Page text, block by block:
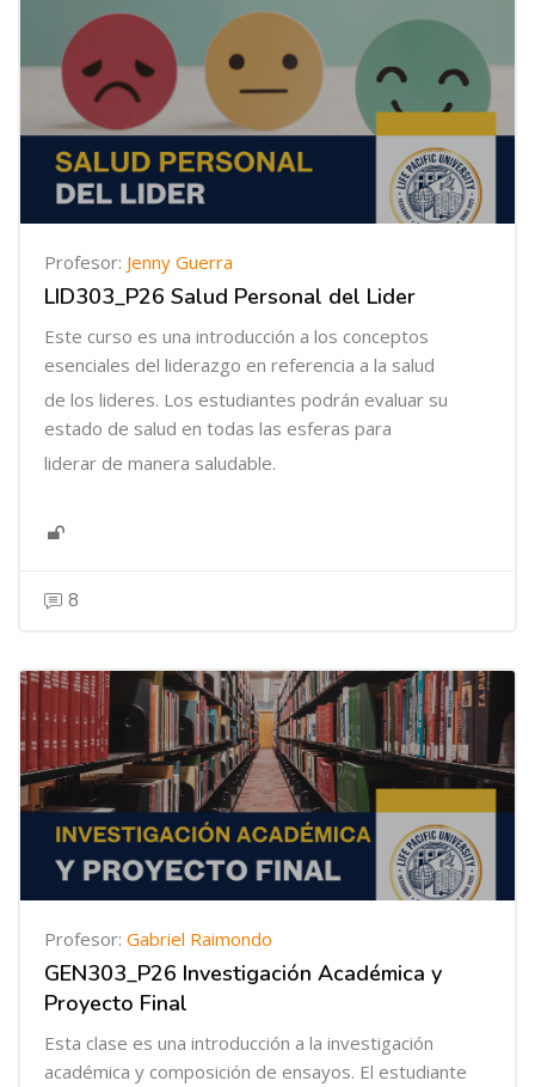
Profesor: Jenny Guerra
LID303_P26 Salud Personal del Lider
Este curso es una introducción a los conceptos
esenciales del liderazgo en referencia a la salud
de los lideres. Los estudiantes podrán evaluar su
estado de salud en todas las esferas para
liderar de manera saludable.
8
Profesor: Gabriel Raimondo
GEN303_P26 Investigación Académica y
Proyecto Final
Esta clase es una introducción a la investigación
académica y composición de ensayos. El estudiante